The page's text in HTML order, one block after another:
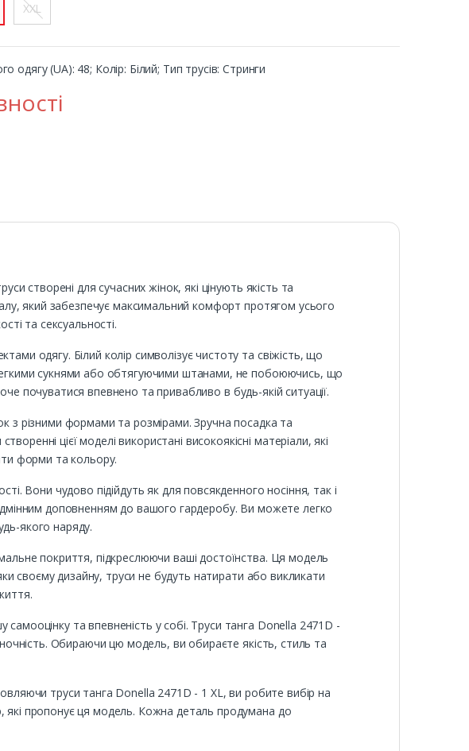
XXL
одягу (UA): 48; Колір: Білий; Тип трусів: Стринги
створені для сучасних жінок, які цінують якість та
який забезпечує максимальний комфорт протягом усього
та сексуальності.
одягу. Білий колір символізує чистоту та свіжість, що
сукнями або обтягуючими штанами, не побоюючись, що
почуватися впевнено та привабливо в будь-якій ситуації.
з різними формами та розмірами. Зручна посадка та
цієї моделі використані високоякісні матеріали, які
форми та кольору.
Вони чудово підійдуть як для повсякденного носіння, так і
доповненням до вашого гардеробу. Ви можете легко
якого наряду.
покриття, підкреслюючи ваші достоїнства. Ця модель
своєму дизайну, труси не будуть натирати або викликати
та впевненість у собі. Труси танга Donella 2471D -
Обираючи цю модель, ви обираєте якість, стиль та
труси танга Donella 2471D - 1 XL, ви робите вибір на
які пропонує ця модель. Кожна деталь продумана до